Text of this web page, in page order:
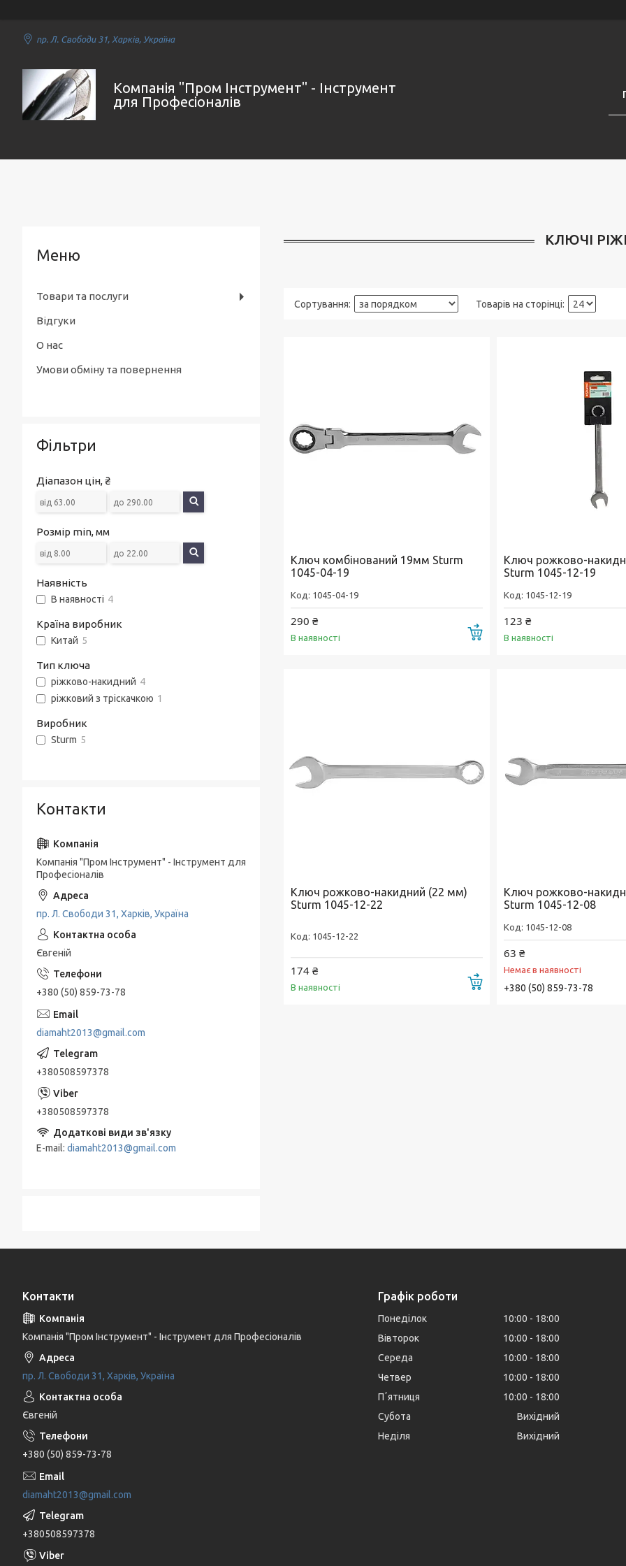
пр. Л. Свободи 31, Харків, Україна
Компанія "Пром Інструмент" - Інструмент
для Професіоналів
КЛЮЧІ
Ключ комбінований 19мм Sturm
1045-04-19
1045-04-19
290 ₴
В наявності Купити
Ключ рожково-
Sturm 1045-12-19
1045-12-19
123 ₴
В наявності
Ключ рожково-накидний (22 мм)
Sturm 1045-12-22
1045-12-22
174 ₴
В наявності Купити
Ключ рожково-
Sturm 1045-12-08
1045-12-08
63 ₴
Немає в наявності
+380 (50) 859-73-78
Товари та послуги
Відгуки
О нас
Умови обміну та повернення
Фільтри
Діапазон цін, ₴
Розмір min, мм
Наявність
В наявності 4
Країна виробник
Китай 5
Тип ключа
ріжково-накидний 4
ріжковий з тріскачкою 1
Виробник
Sturm 5
Контакти
Компанія "Пром Інструмент" - Інструмент для
Професіоналів
пр. Л. Свободи 31, Харків, Україна
Євгеній
+380 (50) 859-73-78
diamaht2013@gmail.com
+380508597378
+380508597378
E-mail diamaht2013@gmail.com
Контакти
Компанія "Пром Інструмент" - Інструмент для Професіоналів
пр. Л. Свободи 31, Харків, Україна
Євгеній
+380 (50) 859-73-78
diamaht2013@gmail.com
+380508597378
Графік роботи
Понеділок 10:00
18:00
Вівторок
10:00
18:00
Середа
10:00
18:00
Четвер
10:00
18:00
Пʼятниця
10:00
18:00
Субота
Вихідний
Неділя
Вихідний